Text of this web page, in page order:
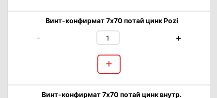
Винт-конфирмат 7х70 потай цинк Pozi
- +
+
Винт-конфирмат 7х70 потай цинк внутр.